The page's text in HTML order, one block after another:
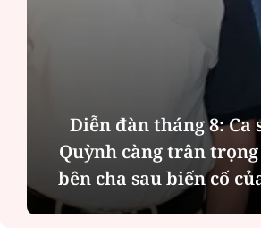
Diễn đàn tháng 8: Ca
Quỳnh càng trân
bên cha sau biến cố